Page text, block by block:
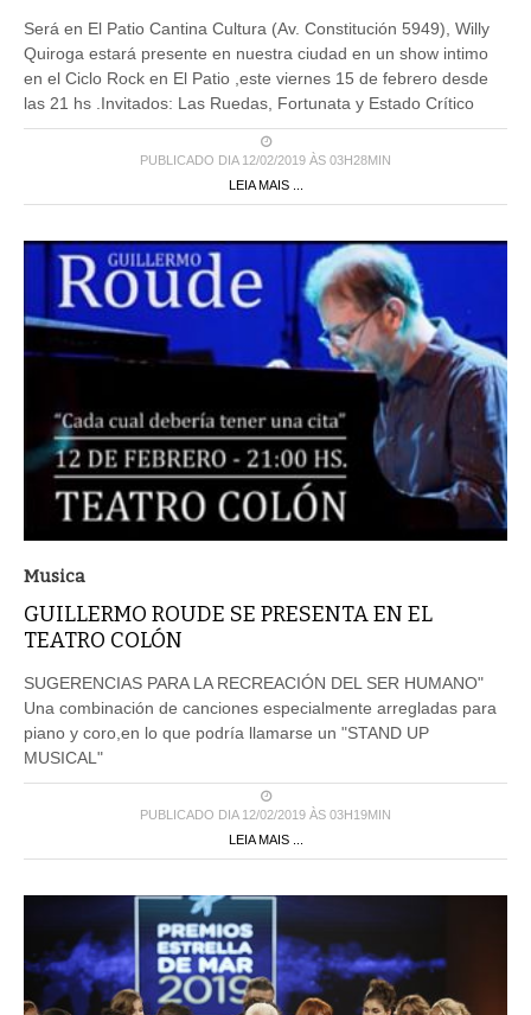
Será en El Patio Cantina Cultura (Av. Constitución 5949), Willy
Quiroga estará presente en nuestra ciudad en un show intimo
en el Ciclo Rock en El Patio ,este viernes 15 de febrero desde
las 21 hs .Invitados: Las Ruedas, Fortunata y Estado Crítico
PUBLICADO DIA 12/02/2019 ÀS 03H28MIN
LEIA MAIS ...
Musica
GUILLERMO ROUDE SE PRESENTA EN EL
TEATRO COLÓN
SUGERENCIAS PARA LA RECREACIÓN DEL SER HUMANO"
Una combinación de canciones especialmente arregladas para
piano y coro,en lo que podría llamarse un "STAND UP
MUSICAL"
PUBLICADO DIA 12/02/2019 ÀS 03H19MIN
LEIA MAIS ...